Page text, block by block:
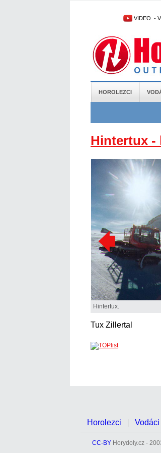
VIDEO -
HOROLEZCI
Hintertux -
Hintertux.
Tux Zillertal
Horolezci Vodáci
CC-BY Horydoly.cz -